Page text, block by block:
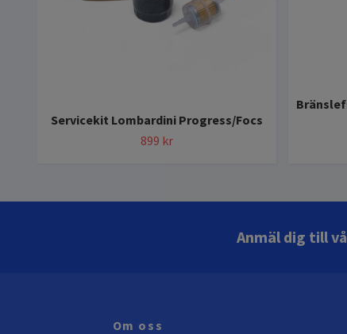
Servicekit Lombardini Progress/Focs
899 kr
Anmäl dig till
Om oss